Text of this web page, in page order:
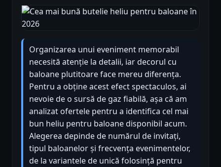
Organizarea unui eveniment memorabil
necesită atenție la detalii, iar decorul cu
baloane plutitoare face mereu diferența.
Pentru a obține acest efect spectaculos, ai
nevoie de o sursă de gaz fiabilă, așa că am
analizat ofertele pentru a identifica cel mai
bun heliu pentru baloane disponibil acum.
Alegerea depinde de numărul de invitați,
tipul baloanelor și frecvența evenimentelor,
de la variantele de unică folosință pentru